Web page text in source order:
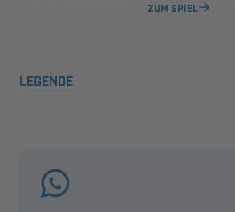
ZUM SPIEL
LEGENDE